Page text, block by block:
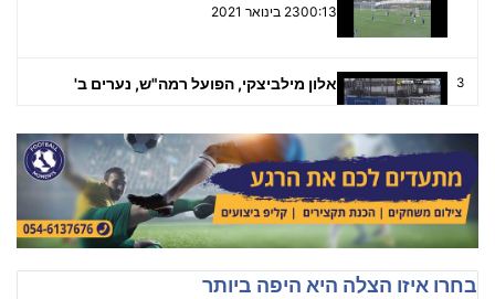
00:1323 בינואר 2021
3 אלון מילביצקי, הפועל רמה"ש, נערים ב'
4 עדי יששכר, בית"ר ירושלים, נערים ג'
00:09 23 בינואר 2021
5 יובל סיסאי, מ.ס רמלה, נערים א'
בחרו איזו הצלה היא היפה ביותר